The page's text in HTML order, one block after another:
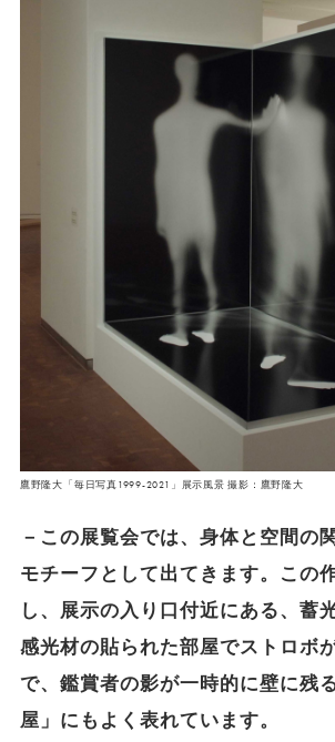
鷹野隆大「毎日写真1999-2021」展示風景 撮影：鷹野隆大
－この展覧会では、身体と空間の
モチーフとして出てきます。この
し、展示の入り口付近にある、蓄
感光材の貼られた部屋でストロボ
で、鑑賞者の影が一時的に壁に残
屋」にもよく表れています。